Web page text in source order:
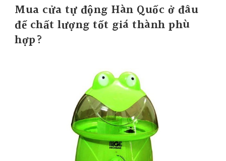
Mua cửa tự động Hàn Quốc ở đâu
để chất lượng tốt giá thành phù
hợp?